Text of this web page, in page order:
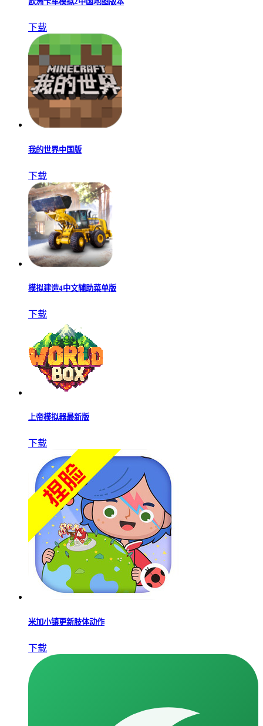
下载
我的世界中国版
下载
模拟建造4中文辅助菜单版
下载
上帝模拟器最新版
下载
米加小镇更新肢体动作
下载